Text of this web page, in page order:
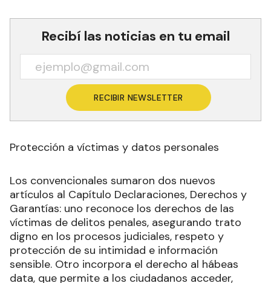
Recibí las noticias en tu email
RECIBIR NEWSLETTER
Protección a víctimas y datos personales
Los convencionales sumaron dos nuevos
artículos al Capítulo Declaraciones, Derechos y
Garantías: uno reconoce los derechos de las
víctimas de delitos penales, asegurando trato
digno en los procesos judiciales, respeto y
protección de su intimidad e información
sensible. Otro incorpora el derecho al hábeas
data, que permite a los ciudadanos acceder,